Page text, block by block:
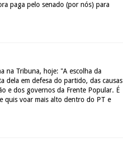
paga pelo senado (por nós) para
na Tribuna, hoje: "A escolha da
dela em defesa do partido, das causas
e dos governos da Frente Popular. É
quis voar mais alto dentro do PT e